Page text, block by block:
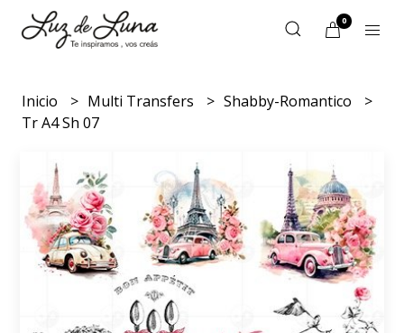
0
Inicio Multi Transfers
Shabby-Romantico
Tr A4 Sh 07